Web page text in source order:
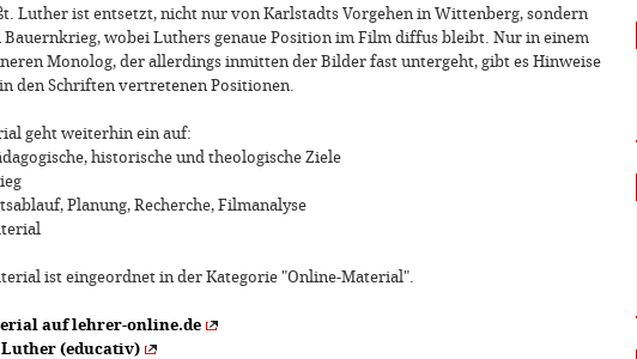
Luther ist entsetzt, nicht nur von Karlstadts Vorgehen in Wittenberg, sondern
Bauernkrieg, wobei Luthers genaue Position im Film diffus bleibt. Nur in einem
Monolog, der allerdings inmitten der Bilder fast untergeht, gibt es Hinweise
den Schriften vertretenen Positionen.
geht weiterhin ein auf:
historische und theologische Ziele
Planung, Recherche, Filmanalyse
ist eingeordnet in der Kategorie "Online-Material".
auf lehrer-online.de
Luther (educativ)